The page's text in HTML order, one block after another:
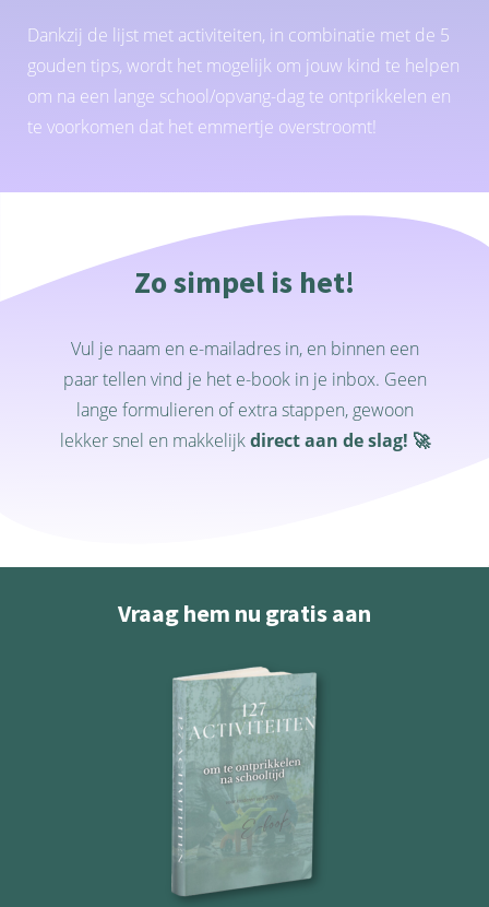
Dankzij de lijst met activiteiten, in combinatie met de 5
gouden tips, wordt het mogelijk om jouw kind te helpen
om na een lange school/opvang-dag te ontprikkelen en
te voorkomen dat het emmertje overstroomt!
Zo simpel is het!
Vul je naam en e-mailadres in, en binnen een
paar tellen vind je het e-book in je inbox. Geen
lange formulieren of extra stappen, gewoon
lekker snel en makkelijkdirect aan de slag! 🚀
Vraag hem nu gratis aan